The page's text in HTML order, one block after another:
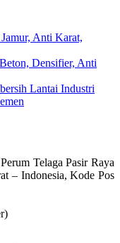
Anti Karat,
Densifier, Anti
Lantai Industri
Telaga Pasir Raya
– Indonesia, Kode Pos